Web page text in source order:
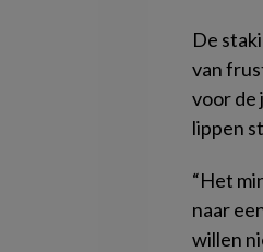
De
van
voor de
lippen
“Het
naar
willen